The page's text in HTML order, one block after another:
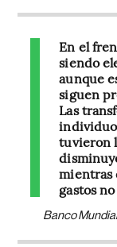
En el
siendo
aunque
siguen
Las
tuvieron
mientras
gastos
Banco